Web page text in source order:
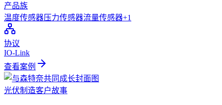
产品族
温度传感器压力传感器流量传感器+1
协议
IO-Link
查看案例
光伏制造客户故事